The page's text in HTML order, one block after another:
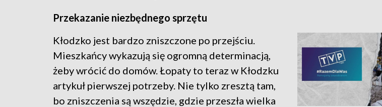
Przekazanie niezbędnego sprzętu
Kłodzko jest bardzo zniszczone po przejściu.
Mieszkańcy wykazują się ogromną determinacją,
żeby wrócić do domów. Łopaty to teraz w Kłodzku
artykuł pierwszej potrzeby. Nie tylko zresztą tam,
bo zniszczenia są wszędzie, gdzie przeszła wielka